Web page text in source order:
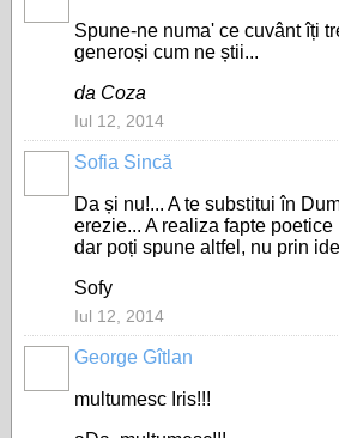
Spune-ne numa' ce cuvânt îți
generoși cum ne știi...
da Coza
Iul 12, 2014
Sofia Sincă
Da și nu!... A te substitui în
erezie... A realiza fapte
dar poți spune altfel, nu prin
Sofy
Iul 12, 2014
George Gîtlan
multumesc Iris!!!